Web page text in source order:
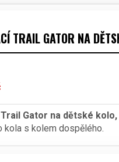
TRAIL GATOR NA
cena
je:
2070 Kč.
Gator na dětské kolo,
kola s kolem dospělého.